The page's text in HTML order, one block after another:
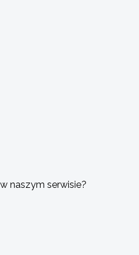
naszym serwisie?